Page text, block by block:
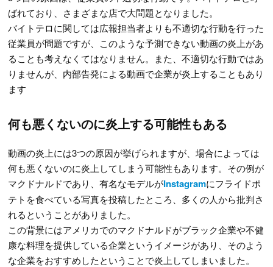
ばれており、さまざまな店で大問題となりました。
バイトテロに関しては広報担当者よりも不適切な行動を行った
従業員が問題ですが、このような予測できない動画の炎上があ
ることも考えなくてはなりません。また、不適切な行動ではあ
りませんが、内部告発による動画で企業が炎上することもあり
ます
何も悪くないのに炎上する可能性もある
動画の炎上には3つの原因が挙げられますが、場合によっては
何も悪くないのに炎上してしまう可能性もあります。その例が
マクドナルドであり、有名なモデルがInstagramにフライドポ
テトを食べている写真を投稿したところ、多くの人から批判さ
れるということがありました。
この背景にはアメリカでのマクドナルドがブラック企業や不健
康な料理を提供している企業というイメージがあり、そのよう
な企業をおすすめしたということで炎上してしまいました。